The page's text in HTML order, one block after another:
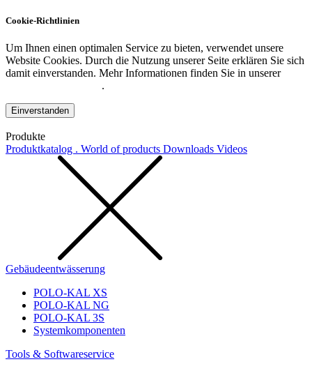
Cookie-Richtlinien
Um Ihnen einen optimalen Service zu bieten, verwendet unsere
Website Cookies. Durch die Nutzung unserer Seite erklären Sie sich
damit einverstanden. Mehr Informationen finden Sie in unserer
.
Einverstanden
Produkte
Produktkatalog . World of products Downloads Videos
Gebäudeentwässerung
POLO-KAL XS
POLO-KAL NG
POLO-KAL 3S
Systemkomponenten
Tools & Softwareservice